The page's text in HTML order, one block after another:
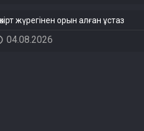
жүрегінен орын алған ұстаз
04.08.2026